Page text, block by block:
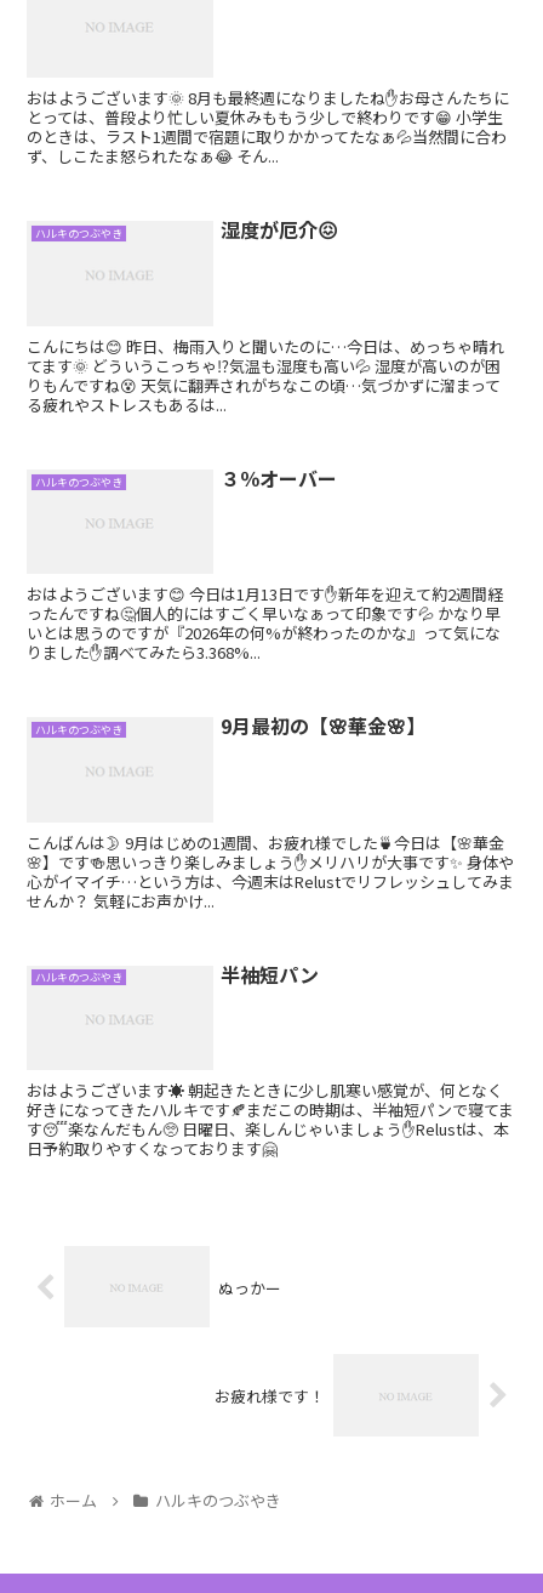
おはようございます🌞 8月も最終週になりましたね✋お母さんたちに
とっては、普段より忙しい夏休みももう少しで終わりです😁 小学生
のときは、ラスト1週間で宿題に取りかかってたなぁ💦当然間に合わ
ず、しこたま怒られたなぁ😂 そん...
ハルキのつぶやき 湿度が厄介😖
こんにちは😊 昨日、梅雨入りと聞いたのに…今日は、めっちゃ晴れ
てます🌞 どういうこっちゃ⁉️気温も湿度も高い💦 湿度が高いのが困
りもんですね😵 天気に翻弄されがちなこの頃…気づかずに溜まって
る疲れやストレスもあるは...
ハルキのつぶやき ３％オーバー
おはようございます😊 今日は1月13日です✋新年を迎えて約2週間経
ったんですね🤔個人的にはすごく早いなぁって印象です💦 かなり早
いとは思うのですが『2026年の何%が終わったのかな』って気にな
りました✋調べてみたら3.368%...
ハルキのつぶやき 9月最初の【🌸華金🌸】
こんばんは🌛 9月はじめの1週間、お疲れ様でした🍵今日は【🌸華金
🌸】です🍻思いっきり楽しみましょう✋メリハリが大事です✨ 身体や
心がイマイチ…という方は、今週末はRelustでリフレッシュしてみま
せんか？ 気軽にお声かけ...
ハルキのつぶやき 半袖短パン
おはようございます☀ 朝起きたときに少し肌寒い感覚が、何となく
好きになってきたハルキです🍂まだこの時期は、半袖短パンで寝てま
す😴楽なんだもん🥺 日曜日、楽しんじゃいましょう✋Relustは、本
日予約取りやすくなっております🤗
ぬっかー
お疲れ様です！
ホーム ハルキのつぶやき